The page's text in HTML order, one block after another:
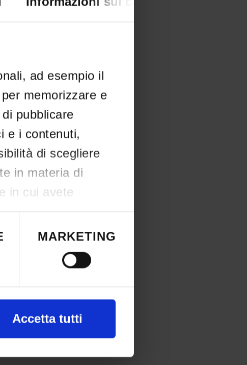
ad esempio il
memorizzare e
pubblicare
e i contenuti,
di scegliere
in materia di
in cui avete
il proprio
o facendo
con
MARKETING
Accetta tutti